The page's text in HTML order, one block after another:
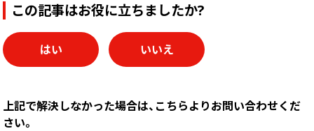
この記事はお役に立ちましたか?
はい いいえ
上記で解決しなかった場合は、こちらよりお問い合わせくだ
さい。
梱包・包装
変更・キャンセル